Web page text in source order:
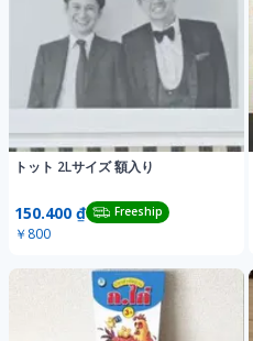
トット 2Lサイズ 額入り
150.400 ₫ Freeship
￥800